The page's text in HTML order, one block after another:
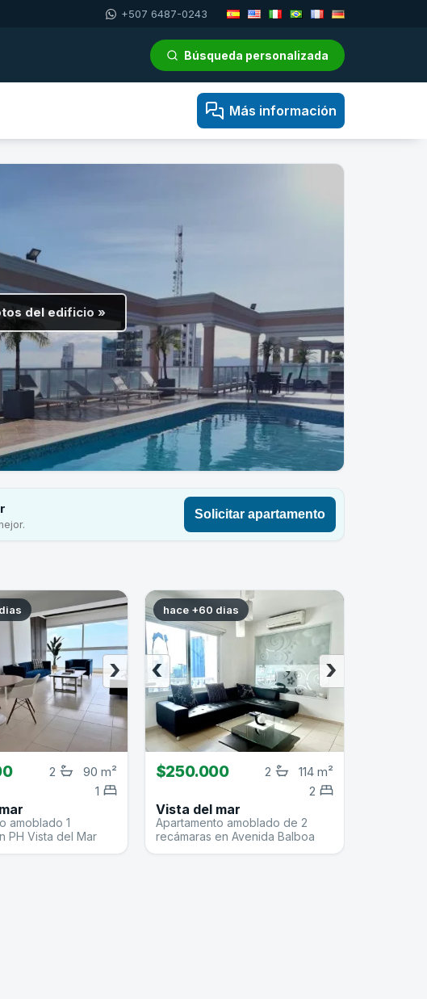
+507 6487-0243
Búsqueda personalizada
Más información
del edificio »
Solicitar apartamento
›
90 m²
2
1
amoblado 1
PH Vista del Mar
hace +60 dias
›
‹
$250.000 114 m²
2
2
Vista del mar
Apartamento amoblado de 2
recámaras en Avenida Balboa